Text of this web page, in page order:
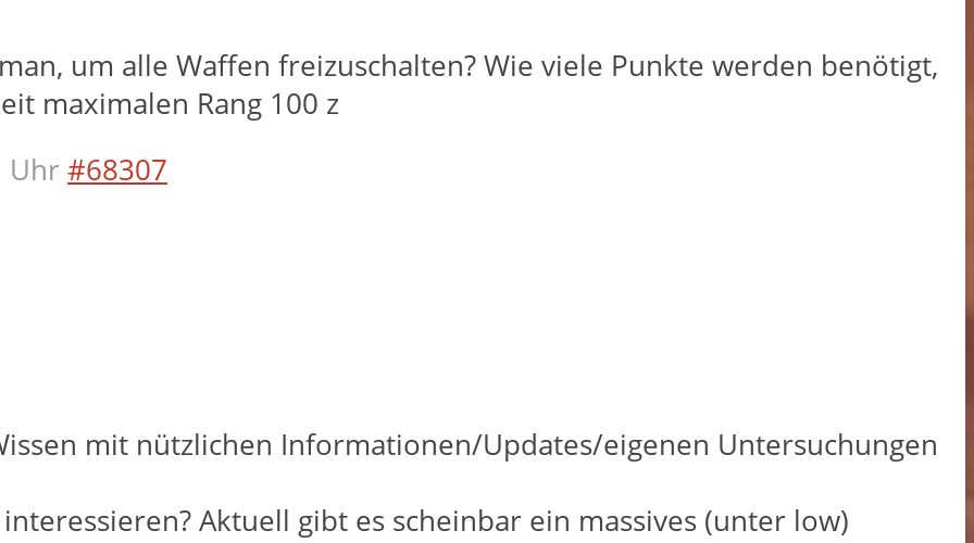
um alle Waffen freizuschalten? Wie viele Punkte werden benötigt,
maximalen Rang 100 z
Uhr #68307
mit nützlichen Informationen/Updates/eigenen Untersuchungen
Aktuell gibt es scheinbar ein massives (unter low)